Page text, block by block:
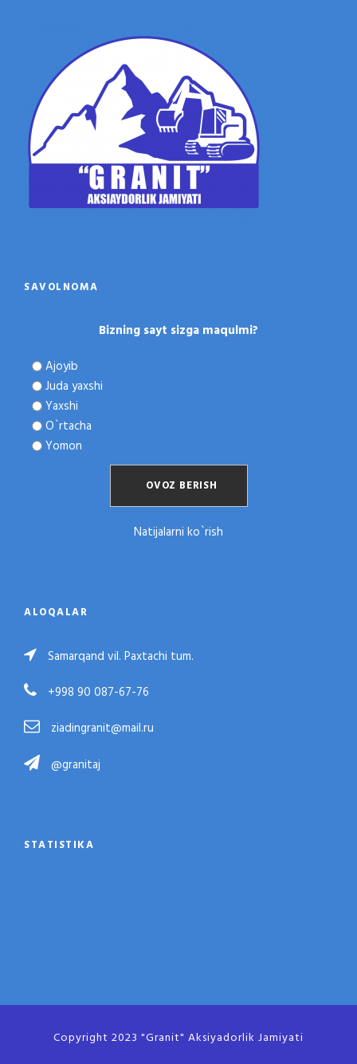
SAVOLNOMA
Bizning sayt sizga maqulmi?
Ajoyib
Juda yaxshi
Yaxshi
O`rtacha
Yomon
Natijalarni ko`rish
ALOQALAR
Samarqand vil. Paxtachi tum.
+998 90 087-67-76
ziadingranit@mail.ru
@granitaj
STATISTIKA
Copyright 2023 "Granit" Aksiyadorlik Jamiyati